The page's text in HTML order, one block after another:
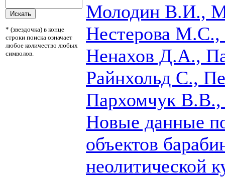
* (звездочка) в конце
строки поиска означает
любое количество любых
символов.
Молодин В.И.,
Нестерова М.С.,
Ненахов Д.А.,
Райнхольд С.,
Пархомчук
Новые данные
объектов
неолитической